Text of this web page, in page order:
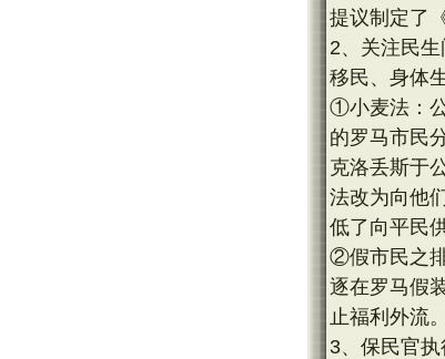
提议制定了
2、关注民
移民、身体
①小麦法：
的罗马市民
克洛丢斯于
法改为向他
低了向平民
②假市民之
逐在罗马假
止福利外流。
3、保民官